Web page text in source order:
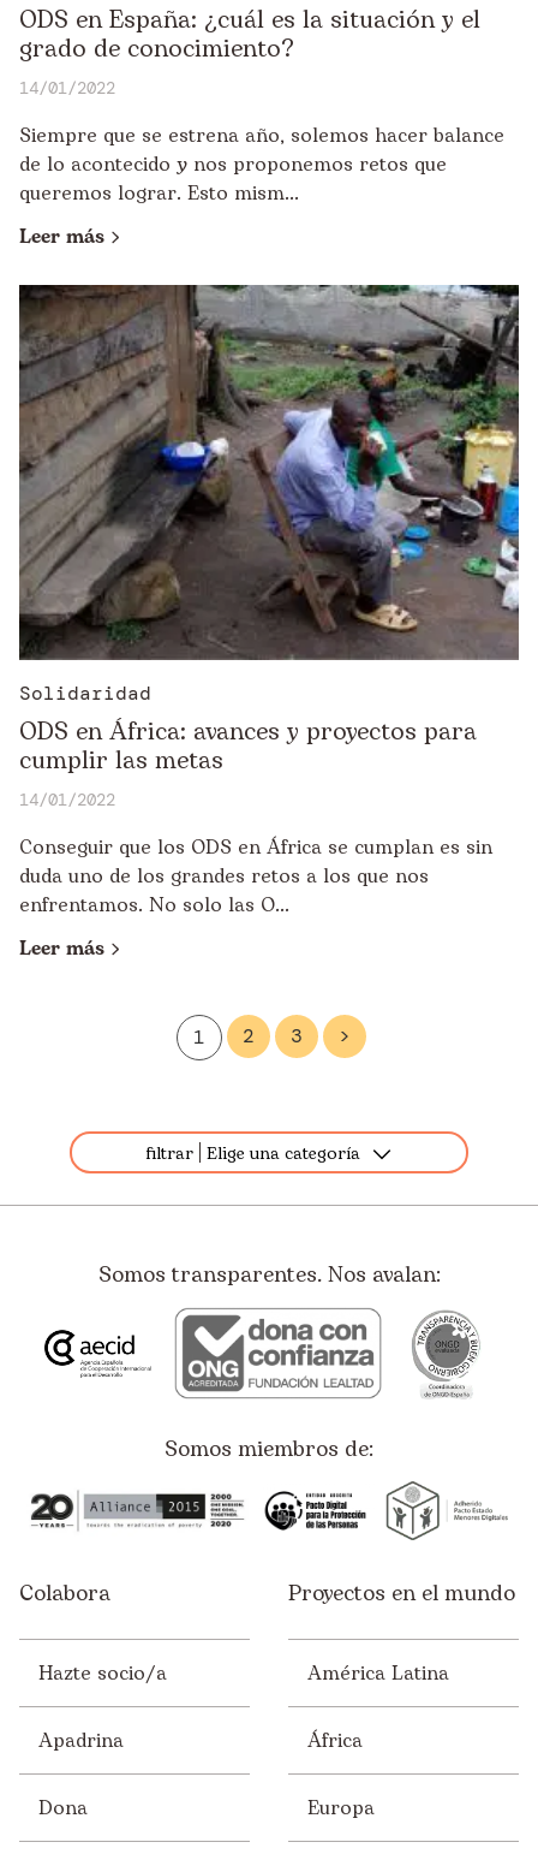
ODS en España: ¿cuál es la situación y el
grado de conocimiento?
14/01/2022
Siempre que se estrena año, solemos hacer balance
de lo acontecido y nos proponemos retos que
queremos lograr. Esto mism...
Leer más
Solidaridad
ODS en África: avances y proyectos para
cumplir las metas
14/01/2022
Conseguir que los ODS en África se cumplan es sin
duda uno de los grandes retos a los que nos
enfrentamos. No solo las O...
Leer más
1 2 3 >
filtrar Elige una categoría
Apadrinamiento
Ayuda Humanitaria
Derechos Humanos
Empresas
Infancia
Juventud
Solidaridad
Somos transparentes. Nos avalan:
Somos miembros de:
Colabora
Hazte socio/a
Apadrina
Dona
Proyectos en el mundo
América Latina
África
Europa